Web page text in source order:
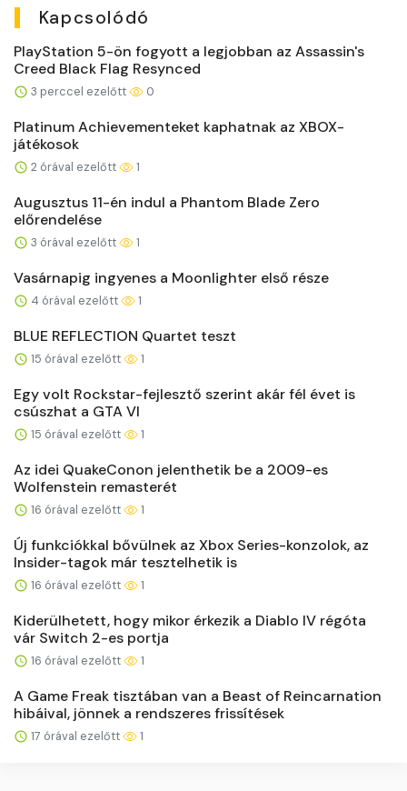
Kapcsolódó
PlayStation 5-ön fogyott a legjobban az Assassin's
Creed Black Flag Resynced
3 perccel ezelőtt 0
Platinum Achievementeket kaphatnak az XBOX-
játékosok
2 órával ezelőtt 1
Augusztus 11-én indul a Phantom Blade Zero
előrendelése
3 órával ezelőtt 1
Vasárnapig ingyenes a Moonlighter első része
4 órával ezelőtt 1
BLUE REFLECTION Quartet teszt
15 órával ezelőtt 1
Egy volt Rockstar-fejlesztő szerint akár fél évet is
csúszhat a GTA VI
15 órával ezelőtt 1
Az idei QuakeConon jelenthetik be a 2009-es
Wolfenstein remasterét
16 órával ezelőtt 1
Új funkciókkal bővülnek az Xbox Series-konzolok, az
Insider-tagok már tesztelhetik is
16 órával ezelőtt 1
Kiderülhetett, hogy mikor érkezik a Diablo IV régóta
vár Switch 2-es portja
16 órával ezelőtt 1
A Game Freak tisztában van a Beast of Reincarnation
hibáival, jönnek a rendszeres frissítések
17 órával ezelőtt 1